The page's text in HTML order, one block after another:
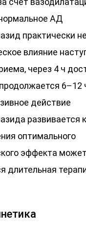
АД
практически
влияние
через 4 ч
6–12
действие
развивается
оптимального
эффекта может
длительная